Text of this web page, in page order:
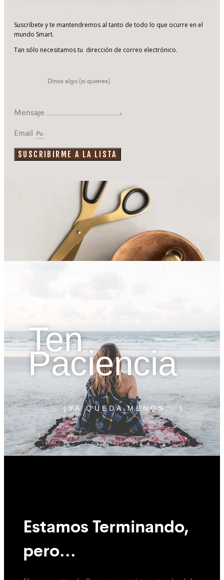
Suscríbete y te mantendremos al tanto de todo lo que ocurre en el
mundo Smart.
Tan sólo necesitamos tu dirección de correo electrónico.
Mensaje
Email
SUSCRIBIRME A LA LISTA
Ten
Paciencia
(YA QUEDA MENOS...)
Estamos Terminando,
pero...